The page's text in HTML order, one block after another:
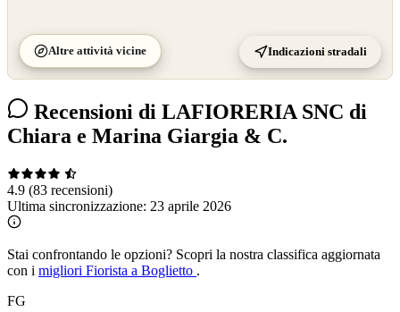
Altre attività vicine Indicazioni stradali
Recensioni di LAFIORERIA SNC di
Chiara e Marina Giargia & C.
4.9 (83 recensioni)
Ultima sincronizzazione: 23 aprile 2026
Stai confrontando le opzioni? Scopri la nostra classifica aggiornata
con i migliori Fiorista a Boglietto .
FG